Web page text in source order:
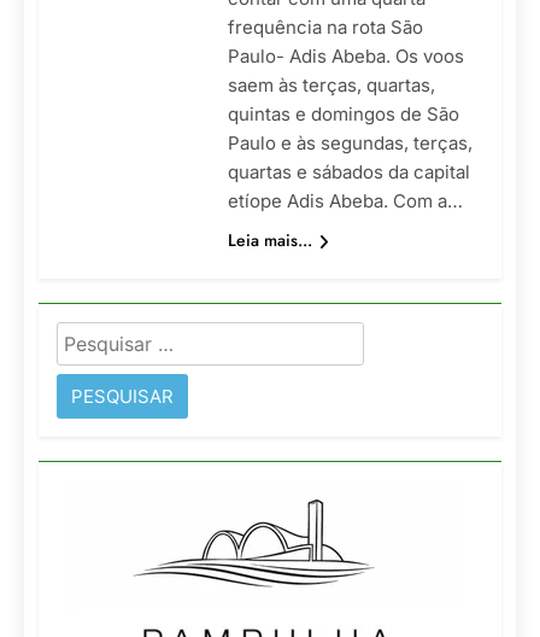
frequência na rota São
Paulo- Adis Abeba. Os voos
saem às terças, quartas,
quintas e domingos de São
Paulo e às segundas, terças,
quartas e sábados da capital
etíope Adis Abeba. Com a…
Leia mais...
Pesquisar
por: